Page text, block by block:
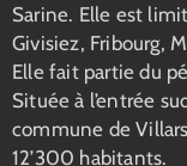
Sarine. Elle est
Givisiez, Fribourg,
Elle fait partie du
Située à l’entrée
commune de
12’300 habitants.